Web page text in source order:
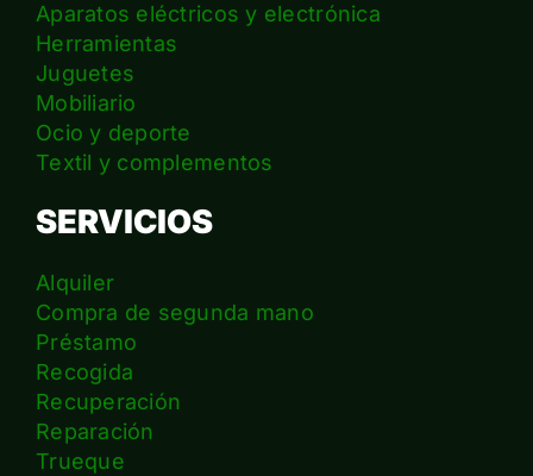
Aparatos eléctricos y electrónica
Herramientas
Juguetes
Mobiliario
Ocio y deporte
Textil y complementos
SERVICIOS
Alquiler
Compra de segunda mano
Préstamo
Recogida
Recuperación
Reparación
Trueque